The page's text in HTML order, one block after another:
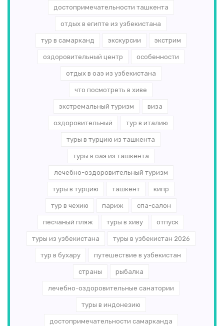
достопримечательности ташкента
отдых в египте из узбекистана
тур в самарканд экскурсии экстрим
оздоровительный центр особенности
отдых в оаэ из узбекистана
что посмотреть в хиве
экстремальный туризм виза
оздоровительный тур в италию
туры в турцию из ташкента
туры в оаэ из ташкента
лечебно-оздоровительный туризм
туры в турцию ташкент кипр
тур в чехию париж спа-салон
песчаный пляж туры в хиву отпуск
туры из узбекистана туры в узбекистан 2026
тур в бухару путешествие в узбекистан
страны рыбалка
лечебно-оздоровительные санатории
туры в индонезию
достопримечательности самарканда